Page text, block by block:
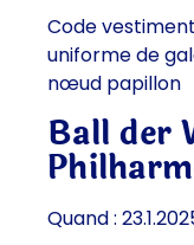
Code
uniforme de
nœud papillon
Ball der
Quand :